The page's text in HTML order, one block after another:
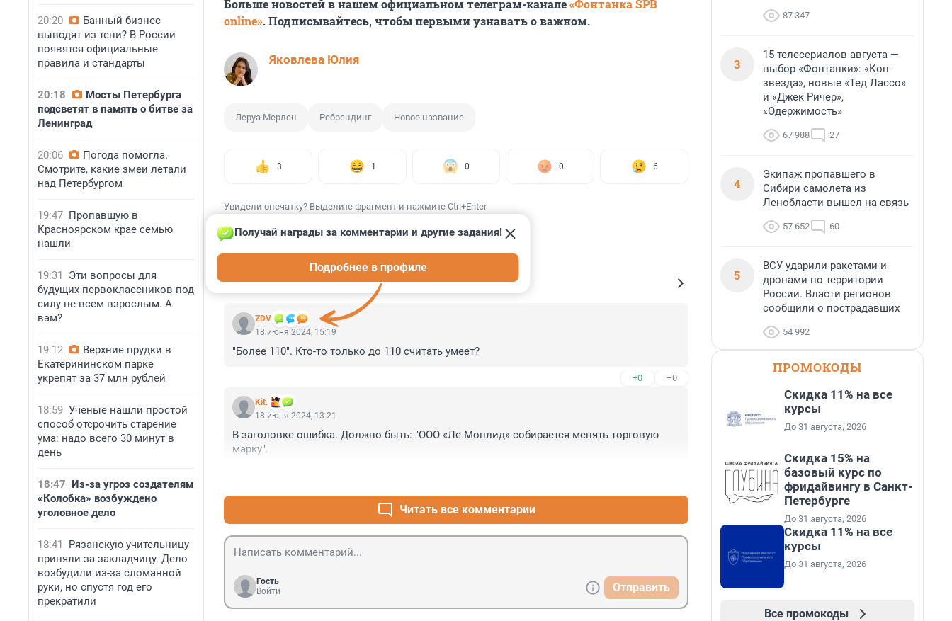
20:20
Банный бизнес
выводят из тени? В России
появятся официальные
правила и стандарты
20:18
Мосты Петербурга
подсветят в память о битве за
Ленинград
20:06
Погода помогла.
Смотрите, какие змеи летали
над Петербургом
19:47 Пропавшую в
Красноярском крае семью
нашли
19:31
Эти вопросы для
будущих первоклассников под
силу не всем взрослым. А
вам?
19:12
Верхние прудки в
Екатерининском парке
укрепят за 37 млн рублей
18:59 Ученые нашли простой
способ отсрочить старение
ума: надо всего 30 минут в
день
18:47 Из-за угроз создателям
«Колобка» возбуждено
уголовное дело
18:41
Рязанскую учительницу
приняли за закладчицу. Дело
возбудили из-за сломанной
руки, но спустя год его
прекратили
Больше новостей в нашем официальном телеграм-канале«Фонтанка SPB
online». Подписывайтесь, чтобы первыми узнавать о важном.
Яковлева Юлия
Леруа Мерлен Ребрендинг Новое название
3 1 0 0 6
Увидели опечатку? Выделите фрагмент и нажмите Ctrl+Enter
КОММЕНТАРИИ 18
ZDV
Получай награды за комментарии и другие задания!
Подробнее в профиле
18 июня 2024, 15:19
"Более 110". Кто-то только до 110 считать умеет?
+0 –0
Kit.
18 июня 2024, 13:21
В заголовке ошибка. Должно быть: "ООО «Ле Монлид» собирается менять торговую
марку".
Читать все комментарии
Гость
Войти
Отправить
87 347
3
15 телесериалов августа —
выбор «Фонтанки»: «Коп-
звезда», новые «Тед Лассо»
и «Джек Ричер»,
«Одержимость»
67 988 27
4
Экипаж пропавшего в
Сибири самолета из
Ленобласти вышел на связь
57 652 60
5
ВСУ ударили ракетами и
дронами по территории
России. Власти регионов
сообщили о пострадавших
54 992
ПРОМОКОДЫ
Скидка 11% на все
курсы
До 31 августа, 2026
Скидка 15% на
базовый курс по
фридайвингу в Санкт-
Петербурге
До 31 августа, 2026
Скидка 11% на все
курсы
До 31 августа, 2026
Все промокоды